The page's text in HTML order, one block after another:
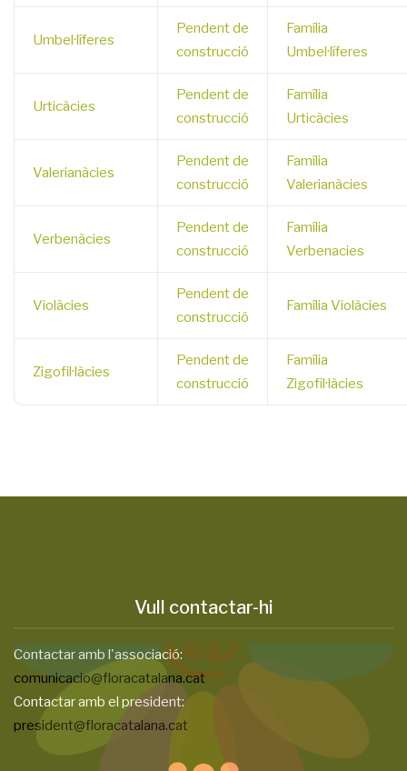
Umbel·líferes
Pendent de
construcció
Família
Umbel·líferes
Urticàcies
Pendent de
construcció
Família
Urticàcies
Valerianàcies
Pendent de
construcció
Família
Valerianàcies
Verbenàcies
Pendent de
construcció
Família
Verbenacies
Violàcies
Pendent de
construcció
Família Violàcies
Zigofil·làcies
Pendent de
construcció
Família
Zigofil·làcies
Vull contactar-hi
Contactar amb l'associació:
comunicacio@floracatalana.cat
Contactar amb el president:
president@floracatalana.cat